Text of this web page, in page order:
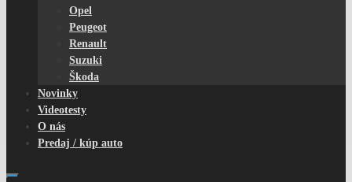
Opel
Peugeot
Renault
Suzuki
Škoda
Novinky
Videotesty
O nás
Predaj / kúp auto